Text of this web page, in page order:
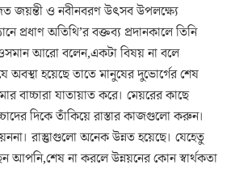
জয়ন্তী ও নবীনবরণ উৎসব উপলক্ষ্যে
প্রধাণ অতিথি’র বক্তব্য প্রদানকালে তিনি
আরো বলেন,একটা বিষয় না বলে
অবস্থা হয়েছে তাতে মানুষের দুভোর্গের শেষ
বাচ্চারা যাতায়াত করে। মেয়রের কাছে
দিকে তাঁকিয়ে রাস্তার কাজগুলো করুন।
রাস্তুাগুলো অনেক উন্নত হয়েছে। যেহেতু
না করলে উন্নয়নের কোন স্বার্থকতা